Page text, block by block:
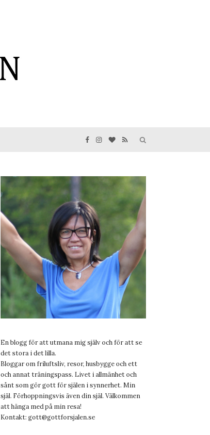
En blogg för att utmana mig själv och för att se
det stora i det lilla.
Bloggar om friluftsliv, resor, husbygge och ett
och annat träningspass. Livet i allmänhet och
sånt som gör gott för själen i synnerhet. Min
själ. Förhoppningsvis även din själ. Välkommen
att hänga med på min resa!
Kontakt: gott@gottforsjalen.se